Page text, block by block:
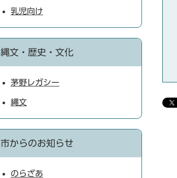
乳児向け
縄文・歴史・文化
茅野レガシー
縄文
市からのお知らせ
のらざあ